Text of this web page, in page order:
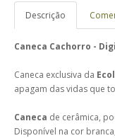
Descrição
Caneca Cachorro -
Caneca exclusiva da
apagam das vidas que
Caneca de cerâmica,
Disponível na cor